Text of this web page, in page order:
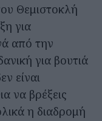
Θεμιστοκλή
για
από την
για βουτιά
είναι
να βρέξεις
η διαδρομή